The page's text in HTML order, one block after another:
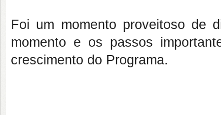
Foi um momento proveitoso de
momento e os passos
crescimento do Programa.